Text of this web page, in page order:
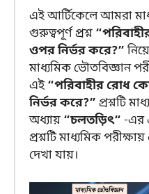
এই আর্টিকেলে আমরা
গুরুত্বপূর্ণ প্রশ্ন
ওপর নির্ভর করে?”
মাধ্যমিক ভৌতবিজ্ঞান
এই“পরিবাহীর রোধ
নির্ভর করে?” প্রশ্নটি
অধ্যায় “চলতড়িৎ“ -এর
প্রশ্নটি মাধ্যমিক
দেখা যায়।